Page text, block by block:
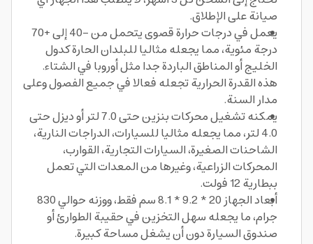
صيانة على الإطلاق.
يعمل في درجات حرارة قصوى يتحمل من -40 إلى +70
درجة مئوية، مما يجعله مثاليا للبلدان الحارة كدول
الخليج أو المناطق الباردة جدا مثل أوروبا في الشتاء.
هذه القدرة الحرارية تجعله فعالا في جميع الفصول وعلى
مدار السنة.
يمكنه تشغيل محركات بنزين حتى 7.0 لتر أو ديزل حتى
4.0 لتر، مما يجعله مثاليا للسيارات، الدراجات النارية،
الشاحنات الصغيرة، السيارات التجارية، القوارب،
المحركات الزراعية، وغيرها من المعدات التي تعمل
ببطارية 12 فولت.
أبعاد الجهاز 20 * 9.2 * 8.1 سم فقط، ووزنه حوالي 830
جرام، ما يجعله سهل التخزين في حقيبة الطوارئ أو
صندوق السيارة دون أن يشغل مساحة كبيرة.